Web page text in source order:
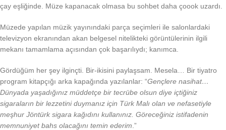
çay eşliğinde. Müze kapanacak olmasa bu sohbet daha çoook uzardı.
Müzede yapılan müzik yayınındaki parça seçimleri ile salonlardaki
televizyon ekranından akan belgesel nitelikteki görüntülerinin ilgili
mekanı tamamlama açısından çok başarılıydı; kanımca.
Gördüğüm her şey ilginçti. Bir-ikisini paylaşsam. Mesela… Bir tiyatro
program kitapçığı arka kapağında yazılanlar: “Gençlere nasihat…
Dünyada yaşadığınız müddetçe bir tecrübe olsun diye içtiğiniz
sigaraların bir lezzetini duymanız için Türk Malı olan ve nefasetiyle
meşhur Jöntürk sigara kağıdını kullanınız. Göreceğiniz istifadenin
memnuniyet bahs olacağını temin ederim .”